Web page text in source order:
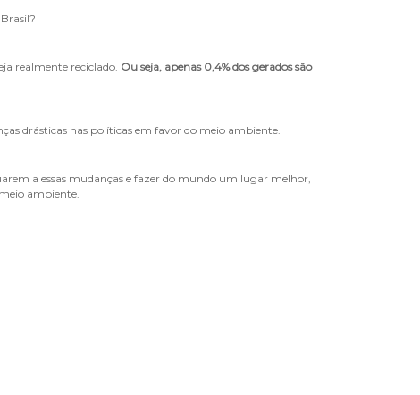
realmente reciclado. Ou seja, apenas 0,4% dos gerados são
drásticas nas políticas em favor do meio ambiente.
a essas mudanças e fazer do mundo um lugar melhor,
ambiente.